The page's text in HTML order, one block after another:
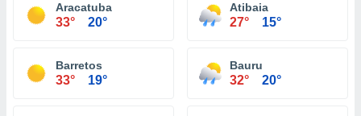
Aracatuba
33° 20°
Atibaia
27° 15°
Barretos
33° 19°
Bauru
32° 20°